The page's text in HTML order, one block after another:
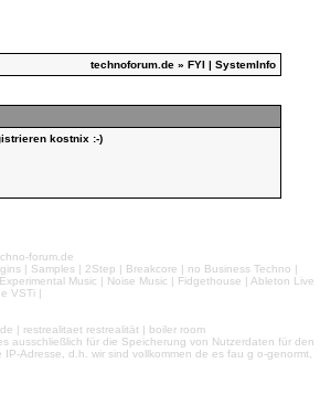
technoforum.de » FYI | SystemInfo
kostnix :-)
forum.de
| Samples | 2Step | Breakcore | no Business Techno |
Music | Noise Music | Fidgethouse | Ableton Live
VSTi |
| restrealitaet restrealität | boiler room
ausschließlich für die Speicherung von Nutzerdaten für den
Adresse, d.h. wir sind vollkommen de es fau g o-genormt,